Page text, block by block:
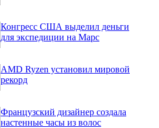
Конгресс США выделил деньги
для экспедиции на Марс
AMD Ryzen установил мировой
рекорд
Французский дизайнер создала
настенные часы из волос